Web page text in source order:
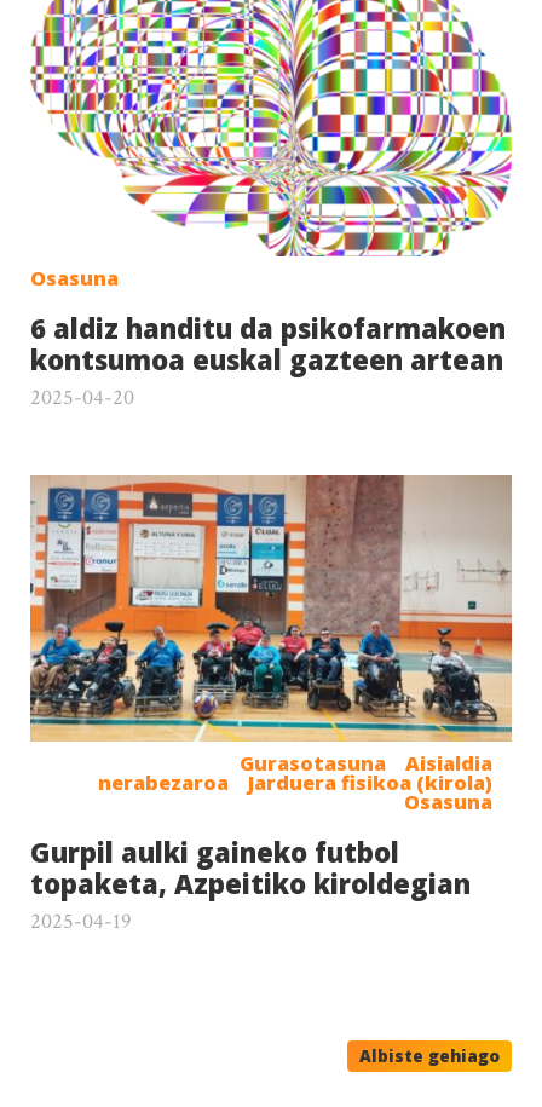
Osasuna
6 aldiz handitu da psikofarmakoen
kontsumoa euskal gazteen artean
2025-04-20
Aisialdia
Gurasotasuna
Jarduera fisikoa (kirola)
nerabezaroa
Osasuna
Gurpil aulki gaineko futbol
topaketa, Azpeitiko kiroldegian
2025-04-19
Albiste gehiago